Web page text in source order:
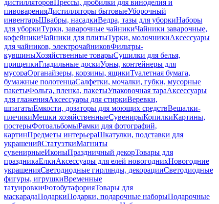
дистилляторовПрессы, дробилки для виноделия и
пивоваренияДистилляторы бытовыеУборочный
инвентарьШвабры, насадкиВедра, тазы для уборкиНаборы
для уборкиТурки, заварочные чайникиЧайники заварочные,
кофейникиЧайники для плитыТурки, молочникиАксессуары
для чайников, электрочайниковФильтры-
кувшиныХозяйственные товарыСушилки для белья,
прищепкиГладильные доскиУрны, контейнеры для
мусораОрганайзеры, корзины, ящикиТуалетная бумага,
бумажные полотенцаСалфетки, мочалки, губки, мусорные
пакетыФольга, пленка, пакетыУпаковочная тараАксессуары
для глаженияАксессуары для стиркиВеревки,
шпагатыЕмкости, дозаторы для моющих средствВешалки-
плечикиМешки хозяйственныеСувенирыКопилкиКартины,
постерыФотоальбомыРамки для фотографий,
картинПредметы интерьераШкатулки, подставки для
украшенийСтатуэткиМагниты
сувенирныеИконыПраздничный декорТовары для
праздникаЕлкиАксессуары для елей новогоднихНовогодние
украшенияСветодиодные гирлянды, декорацииСветодиодные
фигуры, игрушкиВременные
татуировкиФотобутафорияТовары для
маскарадаПодаркиПодарки, подарочные наборыПодарочные